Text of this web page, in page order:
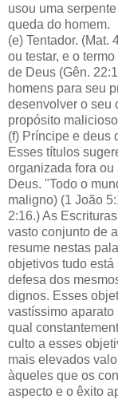
usou uma
queda do homem.
(e) Tentador. (Mat.
ou testar, e o
de Deus (Gên.
homens para seu
desenvolver o seu
propósito
(f) Príncipe e deus
Esses títulos
organizada fora
Deus. "Todo o
maligno) (1 João
2:16.) As
vasto conjunto de
resume nestas
objetivos tudo
defesa dos
dignos. Esses
vastíssimo
qual
culto a esses
mais elevados
àqueles que os
aspecto e o êxito